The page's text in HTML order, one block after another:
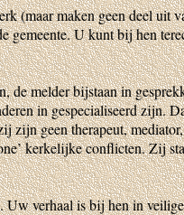
(maar maken geen deel uit
gemeente. U kunt bij hen
melder bijstaan in
in gespecialiseerd zijn.
zijn geen therapeut,
kerkelijke conflicten. Zij
Uw verhaal is bij hen in